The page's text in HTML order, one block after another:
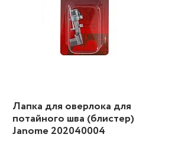
Лапка для оверлока для
потайного шва (блистер)
Janome 202040004